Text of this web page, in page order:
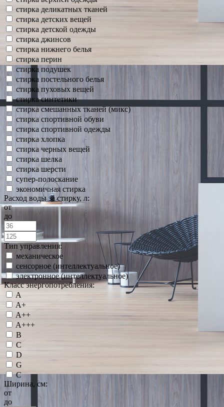
стирка деликатных тканей
стирка детских вещей
стирка детской одежды
стирка джинсов
стирка нижнего белья
стирка перин
стирка подушек
стирка постельного белья
стирка пуховых вещей
стирка синтетики
стирка смешанных тканей (микс)
стирка спортивной обуви
стирка спортивной одежды
стирка хлопка
стирка черных вещей
стирка шелка
стирка шерсти
супер-полоскание
экономичная стирка
Расход воды за стирку, л:
от
до
Тип управления:
механическое
сенсорное (интеллектуальное)
электронное (интеллектуальное)
Класс энергопотребления:
A
A+
A++
A+++
B
C
D
G
С
Ширина, см:
от
до